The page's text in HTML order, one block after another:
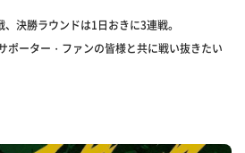
決勝ラウンドは1日おきに3連戦。
ポーター・ファンの皆様と共に戦い抜きたい